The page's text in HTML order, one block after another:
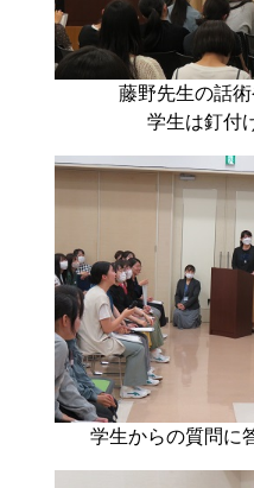
藤野先生の話
学生は釘付
学生からの質問に